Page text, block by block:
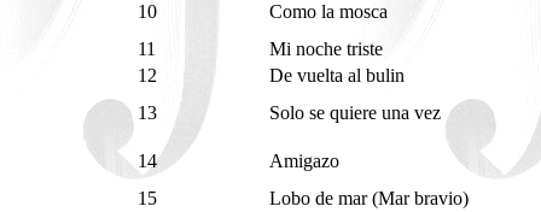
10
Como la mosca
11
Mi noche triste
12
De vuelta al bulin
13
Solo se quiere una vez
14
Amigazo
15
Lobo de mar (Mar bravio)